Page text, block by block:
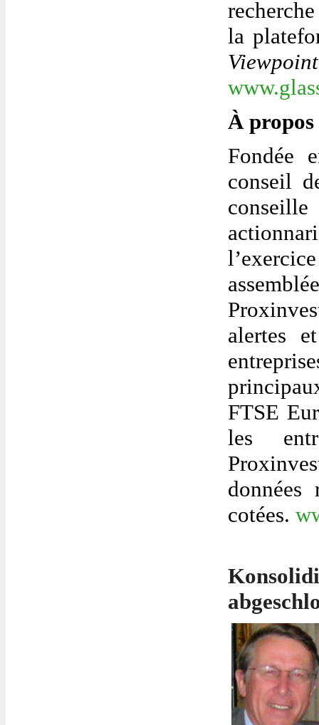
la
Viewpoint
À
Fondée
conseil
alertes
FTSE
les
données
cotées.